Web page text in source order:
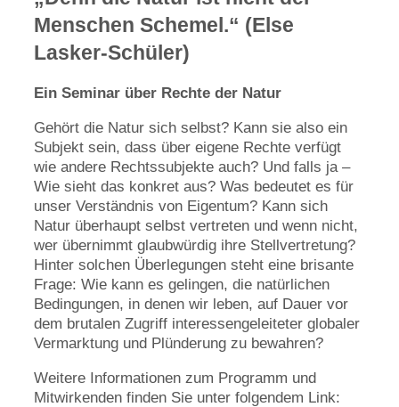
Menschen Schemel.“ (Else
Lasker-Schüler)
Ein Seminar über Rechte der Natur
Gehört die Natur sich selbst? Kann sie also ein
Subjekt sein, dass über eigene Rechte verfügt
wie andere Rechtssubjekte auch? Und falls ja –
Wie sieht das konkret aus? Was bedeutet es für
unser Verständnis von Eigentum? Kann sich
Natur überhaupt selbst vertreten und wenn nicht,
wer übernimmt glaubwürdig ihre Stellvertretung?
Hinter solchen Überlegungen steht eine brisante
Frage: Wie kann es gelingen, die natürlichen
Bedingungen, in denen wir leben, auf Dauer vor
dem brutalen Zugriff interessengeleiteter globaler
Vermarktung und Plünderung zu bewahren?
Weitere Informationen zum Programm und
Mitwirkenden finden Sie unter folgendem Link: